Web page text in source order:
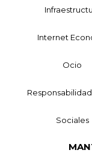
Internet
Ocio
Sociales